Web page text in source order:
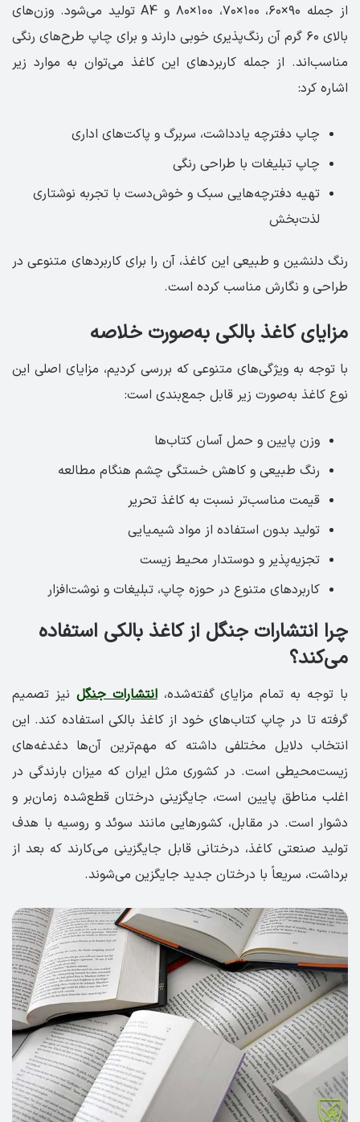
از جمله ۹۰×۶۰، ۱۰۰×۷۰، ۱۰۰×۸۰ و A4 تولید می‌شود. وزن‌های
بالای ۶۰ گرم آن رنگ‌پذیری خوبی دارند و برای چاپ طرح‌های رنگی
مناسب‌اند. از جمله کاربردهای این کاغذ می‌توان به موارد زیر
اشاره کرد:
چاپ دفترچه یادداشت، سربرگ و پاکت‌های اداری
چاپ تبلیغات با طراحی رنگی
تهیه دفترچه‌هایی سبک و خوش‌دست با تجربه نوشتاری
لذت‌بخش
رنگ دلنشین و طبیعی این کاغذ، آن را برای کاربردهای متنوعی در
طراحی و نگارش مناسب کرده است.
مزایای کاغذ بالکی به‌صورت خلاصه
با توجه به ویژگی‌های متنوعی که بررسی کردیم، مزایای اصلی این
نوع کاغذ به‌صورت زیر قابل جمع‌بندی است:
وزن پایین و حمل آسان کتاب‌ها
رنگ طبیعی و کاهش خستگی چشم هنگام مطالعه
قیمت مناسب‌تر نسبت به کاغذ تحریر
تولید بدون استفاده از مواد شیمیایی
تجزیه‌پذیر و دوستدار محیط زیست
کاربردهای متنوع در حوزه چاپ، تبلیغات و نوشت‌افزار
چرا انتشارات جنگل از کاغذ بالکی استفاده
می‌کند؟
با توجه به تمام مزایای گفته‌شده،انتشارات جنگل نیز تصمیم
گرفته تا در چاپ کتاب‌های خود از کاغذ بالکی استفاده کند. این
انتخاب دلایل مختلفی داشته که مهم‌ترین آن‌ها دغدغه‌های
زیست‌محیطی است. در کشوری مثل ایران که میزان بارندگی در
اغلب مناطق پایین است، جایگزینی درختان قطع‌شده زمان‌بر و
دشوار است. در مقابل، کشورهایی مانند سوئد و روسیه با هدف
تولید صنعتی کاغذ، درختانی قابل جایگزینی می‌کارند که بعد از
برداشت، سریعاً با درختان جدید جایگزین می‌شوند.